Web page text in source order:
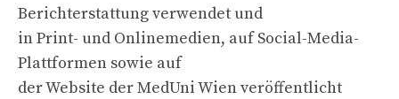
Berichterstattung verwendet und
in Print- und Onlinemedien, auf Social-Media-
Plattformen sowie auf
der Website der MedUni Wien veröffentlicht